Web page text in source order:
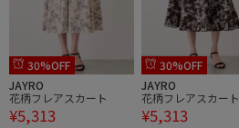
30%OFF
JAYRO
花柄フレアスカート
¥5,313
30%OFF
JAYRO
花柄フレアスカート
¥5,313